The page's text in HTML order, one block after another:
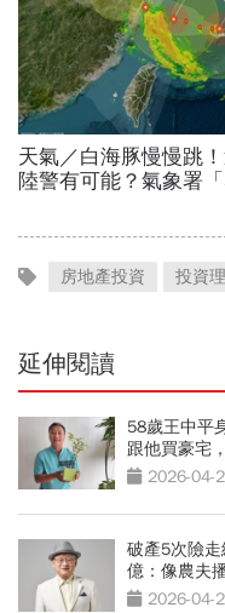
房地產投資 投資
延伸閱讀
58歲王中平
跟他買豪宅
法曝光
2026-04-
破產5次險
億：像農夫
2026-04-